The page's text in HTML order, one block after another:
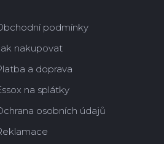
podmínky
nakupovat
a doprava
na splátky
osobních údajů